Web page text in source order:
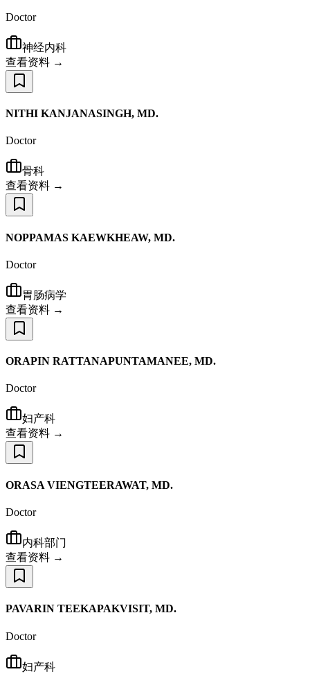
Doctor
神经内科
查看资料 →
NITHI KANJANASINGH, MD.
Doctor
骨科
查看资料 →
NOPPAMAS KAEWKHEAW, MD.
Doctor
胃肠病学
查看资料 →
ORAPIN RATTANAPUNTAMANEE, MD.
Doctor
妇产科
查看资料 →
ORASA VIENGTEERAWAT, MD.
Doctor
内科部门
查看资料 →
PAVARIN TEEKAPAKVISIT, MD.
Doctor
妇产科